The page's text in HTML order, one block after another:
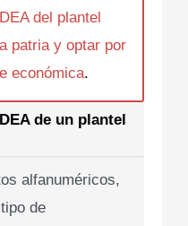
del plantel
patria y optar por
económica.
de un plantel
alfanuméricos,
de